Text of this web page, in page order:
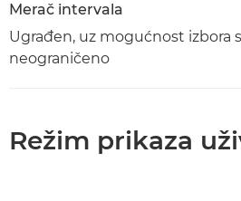
Merač intervala
Ugrađen, uz mogućnost izbora
neograničeno
Režim prikaza